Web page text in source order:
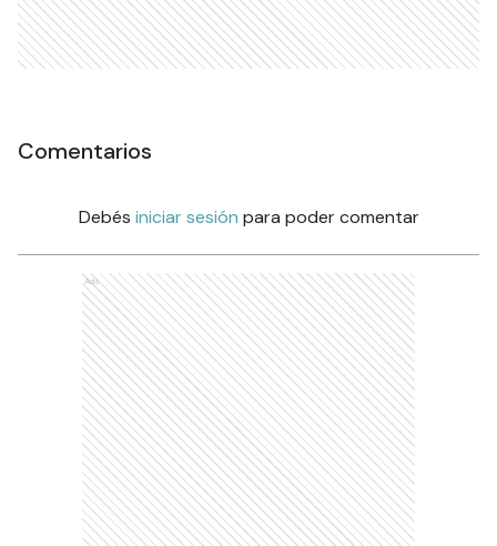
Comentarios
Debés iniciar sesión para poder comentar
Ads